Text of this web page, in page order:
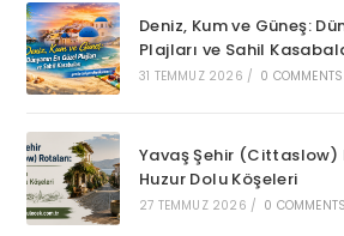
Deniz, Kum ve Güneş:
Plajları ve Sahil
31 TEMMUZ 2026 / 0 COMMENTS
Yavaş Şehir (Cittaslow)
Huzur Dolu Köşeleri
27 TEMMUZ 2026 / 0 COMMENTS